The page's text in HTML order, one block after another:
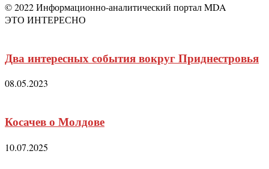
© 2022 Информационно-аналитический портал MDA
ЭТО ИНТЕРЕСНО
Два интересных события вокруг Приднестровья
08.05.2023
Косачев о Молдове
10.07.2025